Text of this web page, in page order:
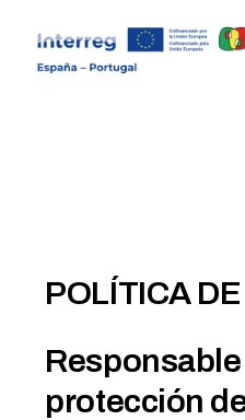
POLÍTICA
protección